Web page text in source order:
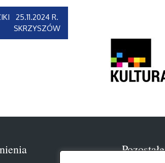
25.11.2024 R.
SKRZYSZÓW
Pozostałe